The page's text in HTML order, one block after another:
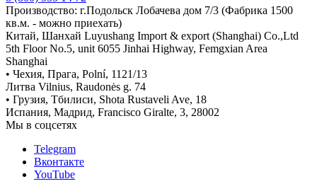
Производство: г.Подольск Лобачева дом 7/3 (Фабрика 1500
кв.м. - можно приехать)
Китай, Шанхай Luyushang Import & export (Shanghai) Co.,Ltd
5th Floor No.5, unit 6055 Jinhai Highway, Femgxian Area
Shanghai
• Чехия, Прага, Polní, 1121/13
Литва Vilnius, Raudonės g. 74
• Грузия, Тбилиси, Shota Rustaveli Ave, 18
Испания, Мадрид, Francisco Giralte, 3, 28002
Мы в соцсетях
Telegram
Вконтакте
YouTube